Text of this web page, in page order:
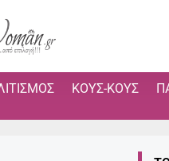
ΚΟΥΣ-ΚΟΥΣ